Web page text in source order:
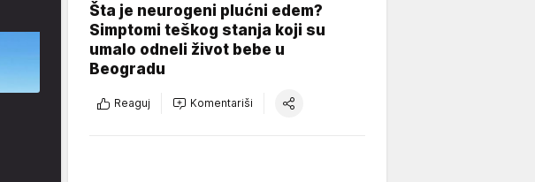
Šta je neurogeni plućni edem?
Simptomi teškog stanja koji su
umalo odneli život bebe u
Beogradu
Reaguj Komentariši